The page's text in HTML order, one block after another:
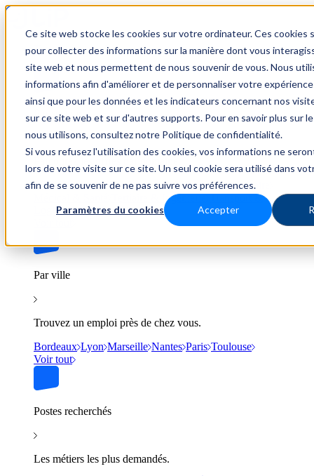
Ce site web stocke les cookies sur votre ordinateur. Ces cookies
pour collecter des informations sur la manière dont vous
site web et nous permettent de nous souvenir de vous. Nous
informations afin d'améliorer et de personnaliser votre
ainsi que pour les données et les indicateurs concernant nos
sur ce site web et sur d'autres supports. Pour en savoir plus sur
nous utilisons, consultez notre Politique de confidentialité.
Si vous refusez l'utilisation des cookies, vos informations ne
lors de votre visite sur ce site. Un seul cookie sera utilisé dans
afin de se souvenir de ne pas suivre vos préférences.
Paramètres du cookies Accepter
Trouver un emploi
Par secteur
BTP Hôtellerie & Restauration Industrie & Nucléaire
Tertiaire & Ingénierie Transport &
Logistique
Par ville
Trouvez un emploi près de chez vous.
Bordeaux Lyon Marseille Nantes Paris Toulouse
Voir tout
Postes recherchés
Les métiers les plus demandés.